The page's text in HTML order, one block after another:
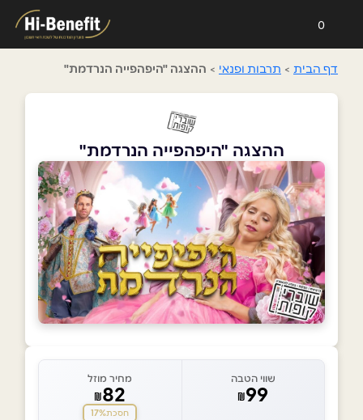
0
דף הבית > תרבות ופנאי > ההצגה "היפהפייה הנרדמת"
ההצגה "היפהפייה הנרדמת"
שווי הטבה
₪99
מחיר מוזל
₪82
חסכת17%